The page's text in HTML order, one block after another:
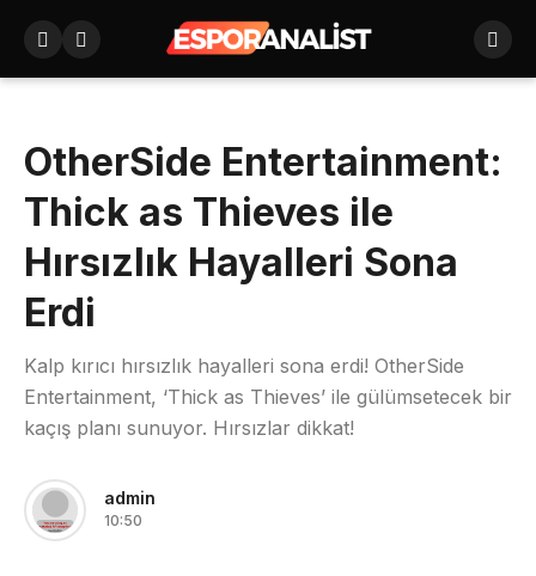
OtherSide Entertainment:
Thick as Thieves ile
Hırsızlık Hayalleri Sona
Erdi
Kalp kırıcı hırsızlık hayalleri sona erdi! OtherSide
Entertainment, ‘Thick as Thieves’ ile gülümsetecek bir
kaçış planı sunuyor. Hırsızlar dikkat!
admin
10:50